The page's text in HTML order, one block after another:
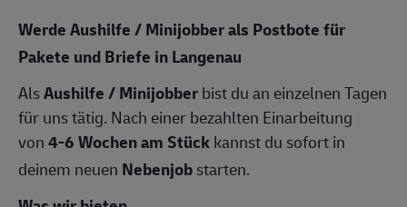
Werde Aushilfe / Minijobber als Postbote für
Pakete und Briefe in Langenau
AlsAushilfe / Minijobberbist du an einzelnen Tagen
für uns tätig. Nach einer bezahlten Einarbeitung
von4-6 Wochen am Stückkannst du sofort in
deinem neuen Nebenjobstarten.